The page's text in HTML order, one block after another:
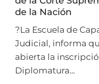
de la Nación
?La Escuela de
Judicial, informa
abierta la
Diplomatura…